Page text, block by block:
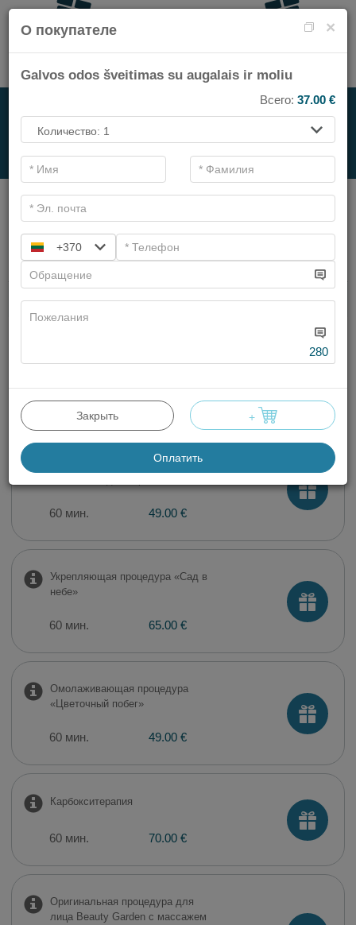
НА СПА-УСЛУГИ
Основные фильтры
Имеем предложений:6
ультразвуком
60 мин. 49.00 €
Увлажняющая процедура
60 мин. 49.00 €
Укрепляющая процедура «Сад в
небе»
60 мин. 65.00 €
Омолаживающая процедура
«Цветочный побег»
60 мин. 49.00 €
Карбокситерапия
60 мин. 70.00 €
Оригинальная процедура для
лица Beauty Garden с массажем
×
О покупателе
Galvos odos šveitimas su augalais ir moliu
Всего: 37.00 €
+370
280
Закрыть +
Оплатить